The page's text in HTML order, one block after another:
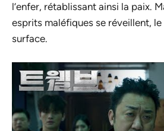
l’enfer, rétablissant ainsi la paix.
esprits maléfiques se réveillent,
surface.